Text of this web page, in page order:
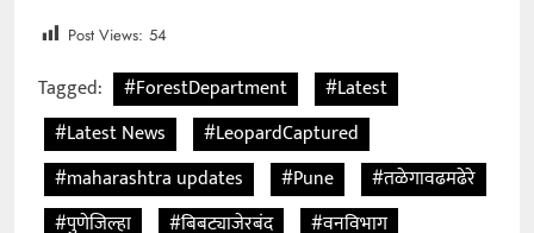
Post Views: 54
Tagged: #ForestDepartment
#Latest
#Latest News
#LeopardCaptured
#maharashtra updates
#Pune
#तळेगावढमढेरे
#पुणेजिल्हा
#बिबट्याजेरबंद
#वनविभाग